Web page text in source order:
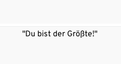
"Du bist der Größte!"